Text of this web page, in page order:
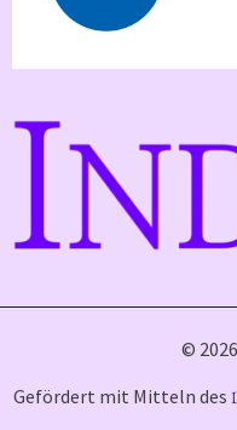
©
Gefördert mit Mitteln des